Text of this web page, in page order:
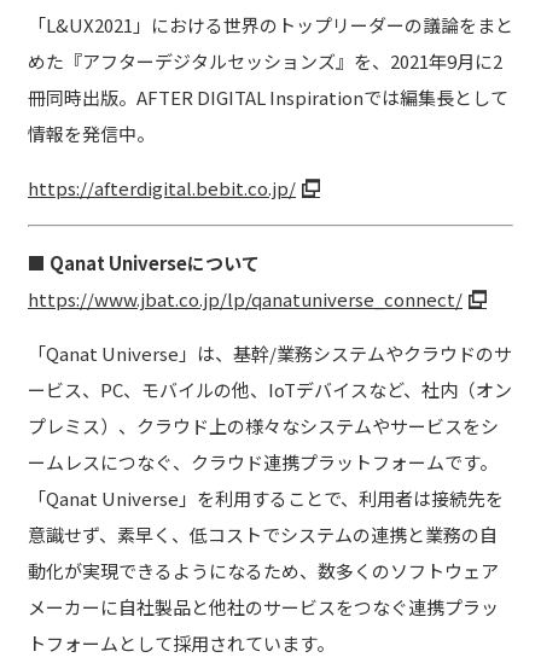
「L&UX2021」における世界のトップリーダーの議論をまと
めた『アフターデジタルセッションズ』を、2021年9月に2
冊同時出版。AFTER DIGITAL Inspirationでは編集長として
情報を発信中。
https://afterdigital.bebit.co.jp/
■ Qanat Universeについて
https://www.jbat.co.jp/lp/qanatuniverse_connect/
「Qanat Universe」は、基幹/業務システムやクラウドのサ
ービス、PC、モバイルの他、IoTデバイスなど、社内（オン
プレミス）、クラウド上の様々なシステムやサービスをシ
ームレスにつなぐ、クラウド連携プラットフォームです。
「Qanat Universe」を利用することで、利用者は接続先を
意識せず、素早く、低コストでシステムの連携と業務の自
動化が実現できるようになるため、数多くのソフトウェア
メーカーに自社製品と他社のサービスをつなぐ連携プラッ
トフォームとして採用されています。